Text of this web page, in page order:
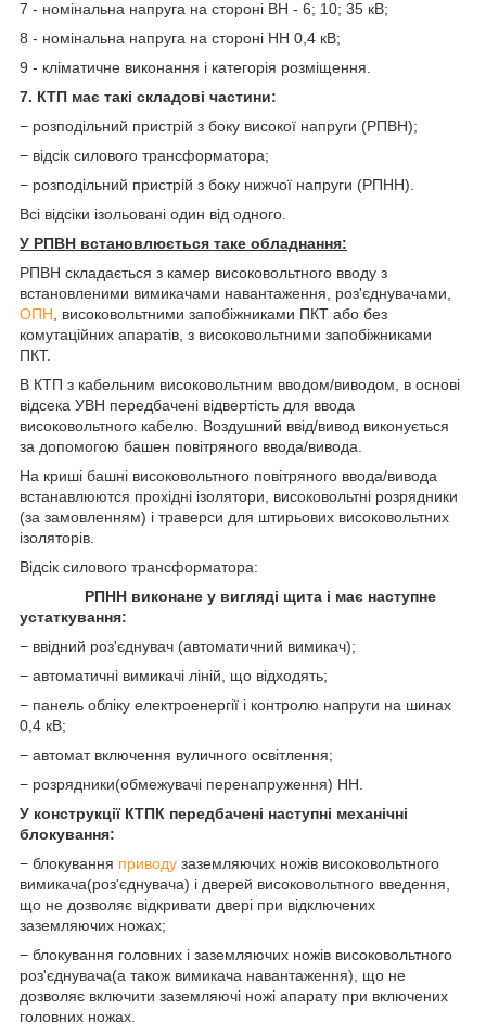
7 - номінальна напруга на стороні ВН - 6; 10; 35 кВ;
8 - номінальна напруга на стороні НН 0,4 кВ;
9 - кліматичне виконання і категорія розміщення.
7. КТП має такі складові частини:
− розподільний пристрій з боку високої напруги (РПВН);
− відсік силового трансформатора;
− розподільний пристрій з боку нижчої напруги (РПНН).
Всі відсіки ізольовані один від одного.
У РПВН встановлюється таке обладнання:
РПВН складається з камер високовольтного вводу з
встановленими вимикачами навантаження, роз'єднувачами,
ОПН , високовольтними запобіжниками ПКТ або без
комутаційних апаратів, з високовольтними запобіжниками
ПКТ.
В КТП з кабельним високовольтним вводом/виводом, в основі
відсека УВН передбачені відвертість для ввода
високовольтного кабелю. Воздушний ввід/вивод виконується
за допомогою башен повітряного ввода/вивода.
На криші башні високовольтного повітряного ввода/вивода
встанавлюются прохідні ізолятори, високовольтні розрядники
(за замовленням) і траверси для штирьових високовольтних
ізоляторів.
Відсік силового трансформатора:
РПНН виконане у вигляді щита і має наступне
устаткування:
− ввідний роз'єднувач (автоматичний вимикач);
− автоматичні вимикачі ліній, що відходять;
− панель обліку електроенергії і контролю напруги на шинах
0,4 кВ;
− автомат включення вуличного освітлення;
− розрядники(обмежувачі перенапруження) НН.
У конструкції КТПК передбачені наступні механічні
блокування:
− блокування приводу заземляючих ножів високовольтного
вимикача(роз'єднувача) і дверей високовольтного введення,
що не дозволяє відкривати двері при відключених
заземляючих ножах;
− блокування головних і заземляючих ножів високовольтного
роз'єднувача(а також вимикача навантаження), що не
дозволяє включити заземляючі ножі апарату при включених
головних ножах.